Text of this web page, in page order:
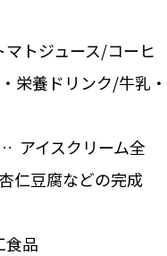
トジュース/コーヒ
栄養ドリンク/牛乳・
アイスクリーム全
仁豆腐などの完成
品